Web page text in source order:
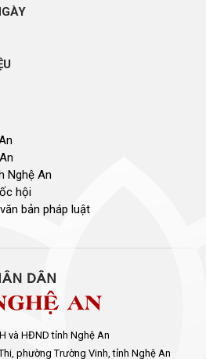
Nghệ An
hội
bản pháp luật
và HĐND tỉnh Nghệ An
phường Trường Vinh, tỉnh Nghệ An